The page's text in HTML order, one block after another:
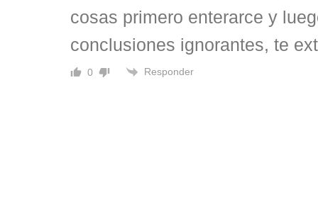
cosas primero enterarce y
conclusiones ignorantes, te
0 Responder